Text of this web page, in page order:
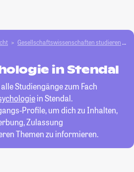
Gesellschafts­­wissenschaften studieren
in Stendal
Studiengänge zum Fach
in Stendal.
Profile, um dich zu Inhalten,
Zulassung
Themen zu informieren.